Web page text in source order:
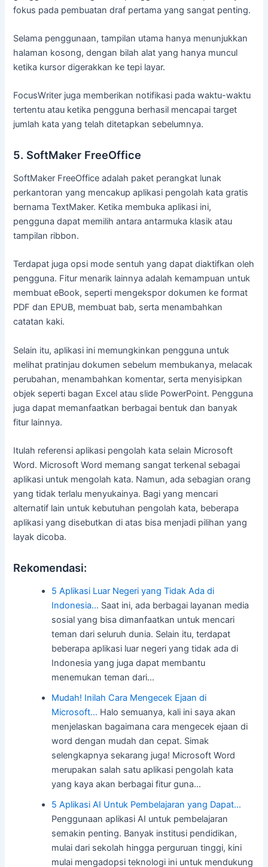
fokus pada pembuatan draf pertama yang sangat penting.
Selama penggunaan, tampilan utama hanya menunjukkan
halaman kosong, dengan bilah alat yang hanya muncul
ketika kursor digerakkan ke tepi layar.
FocusWriter juga memberikan notifikasi pada waktu-waktu
tertentu atau ketika pengguna berhasil mencapai target
jumlah kata yang telah ditetapkan sebelumnya.
5. SoftMaker FreeOffice
SoftMaker FreeOffice adalah paket perangkat lunak
perkantoran yang mencakup aplikasi pengolah kata gratis
bernama TextMaker. Ketika membuka aplikasi ini,
pengguna dapat memilih antara antarmuka klasik atau
tampilan ribbon.
Terdapat juga opsi mode sentuh yang dapat diaktifkan oleh
pengguna. Fitur menarik lainnya adalah kemampuan untuk
membuat eBook, seperti mengekspor dokumen ke format
PDF dan EPUB, membuat bab, serta menambahkan
catatan kaki.
Selain itu, aplikasi ini memungkinkan pengguna untuk
melihat pratinjau dokumen sebelum membukanya, melacak
perubahan, menambahkan komentar, serta menyisipkan
objek seperti bagan Excel atau slide PowerPoint. Pengguna
juga dapat memanfaatkan berbagai bentuk dan banyak
fitur lainnya.
Itulah referensi aplikasi pengolah kata selain Microsoft
Word. Microsoft Word memang sangat terkenal sebagai
aplikasi untuk mengolah kata. Namun, ada sebagian orang
yang tidak terlalu menyukainya. Bagi yang mencari
alternatif lain untuk kebutuhan pengolah kata, beberapa
aplikasi yang disebutkan di atas bisa menjadi pilihan yang
layak dicoba.
Rekomendasi:
5 Aplikasi Luar Negeri yang Tidak Ada di
Indonesia… Saat ini, ada berbagai layanan media
sosial yang bisa dimanfaatkan untuk mencari
teman dari seluruh dunia. Selain itu, terdapat
beberapa aplikasi luar negeri yang tidak ada di
Indonesia yang juga dapat membantu
menemukan teman dari…
Mudah! Inilah Cara Mengecek Ejaan di
Microsoft… Halo semuanya, kali ini saya akan
menjelaskan bagaimana cara mengecek ejaan di
word dengan mudah dan cepat. Simak
selengkapnya sekarang juga! Microsoft Word
merupakan salah satu aplikasi pengolah kata
yang kaya akan berbagai fitur guna…
5 Aplikasi AI Untuk Pembelajaran yang Dapat…
Penggunaan aplikasi AI untuk pembelajaran
semakin penting. Banyak institusi pendidikan,
mulai dari sekolah hingga perguruan tinggi, kini
mulai mengadopsi teknologi ini untuk mendukung